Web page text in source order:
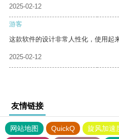
2025-02-12
游客
这款软件的设计非常人性化，使用起
2025-02-12
友情链接
网站地图 QuickQ 旋风加速